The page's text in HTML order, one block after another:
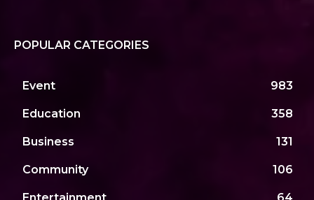
POPULAR CATEGORIES
Event 983
Education 358
Business 131
Community 106